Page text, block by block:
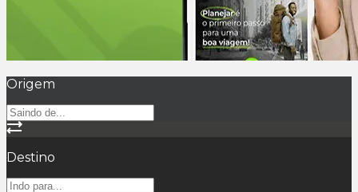
Origem
Destino